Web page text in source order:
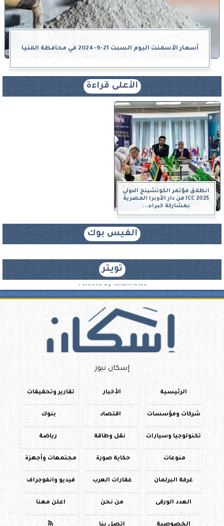
أسعار الأسمنت اليوم السبت 21-9-2024 في محافظة المنيا
الأعلى قراءة
انطلاق مؤتمر الكوتشينج الدولي
ICC 2025 من دار الأوبرا المصرية
بمشاركة خبراء...
الفيس بوك
تويتر
Tweets by iskannews
إسكان نيوز
الرئيسية الأخبار تقارير وتحقيقات
شركات ومؤسسات اقتصاد بنوك
تكنولوجيا وسيارات نقل وطاقة رياضة
منوعات حكاية صورة مجتمعات وأجهزة
غرفة البرلمان عقارات العرب فيديو وانفوجراف
العدد الورقى من نحن اعلن معنا